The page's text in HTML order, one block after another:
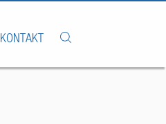
KONTAKT